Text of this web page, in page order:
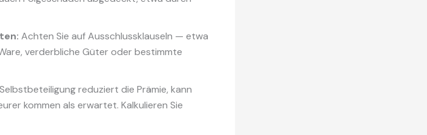
Achten Sie auf Ausschlussklauseln — etwa
verderbliche Güter oder bestimmte
reduziert die Prämie, kann
kommen als erwartet. Kalkulieren Sie